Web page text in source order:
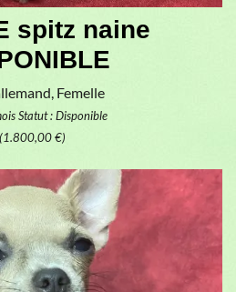
spitz naine
Femelle
Statut : Disponible
(1.800,00 €)